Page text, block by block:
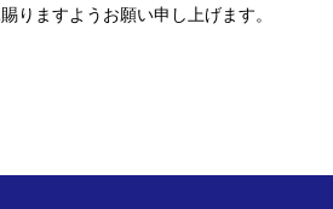
りますようお願い申し上げます。